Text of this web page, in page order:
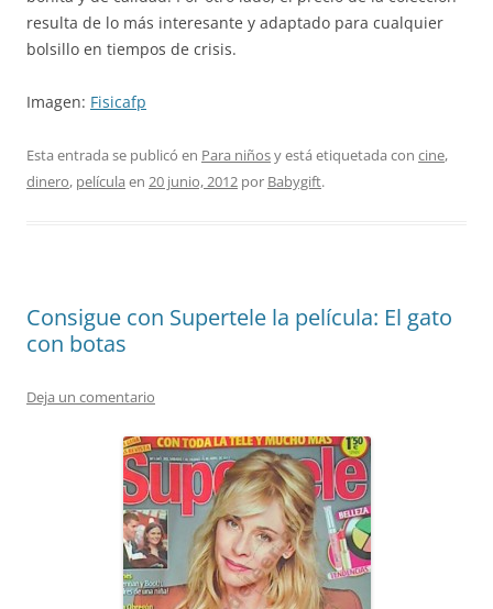
resulta de lo más interesante y adaptado para cualquier
bolsillo en tiempos de crisis.
Imagen: Fisicafp
Esta entrada se publicó en Para niñosy está etiquetada con cine,
dinero, película en 20 junio, 2012 por Babygift.
Consigue con Supertele la película: El gato
con botas
Deja un comentario